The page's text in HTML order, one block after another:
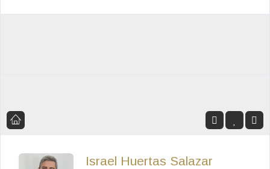
Israel Huertas Salazar